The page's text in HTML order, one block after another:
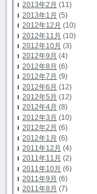
2013年2月 (11)
2013年1月 (5)
2012年12月 (10)
2012年11月 (10)
2012年10月 (3)
2012年9月 (4)
2012年8月 (6)
2012年7月 (9)
2012年6月 (12)
2012年5月 (12)
2012年4月 (8)
2012年3月 (10)
2012年2月 (6)
2012年1月 (6)
2011年12月 (4)
2011年11月 (2)
2011年10月 (6)
2011年9月 (6)
2011年8月 (7)